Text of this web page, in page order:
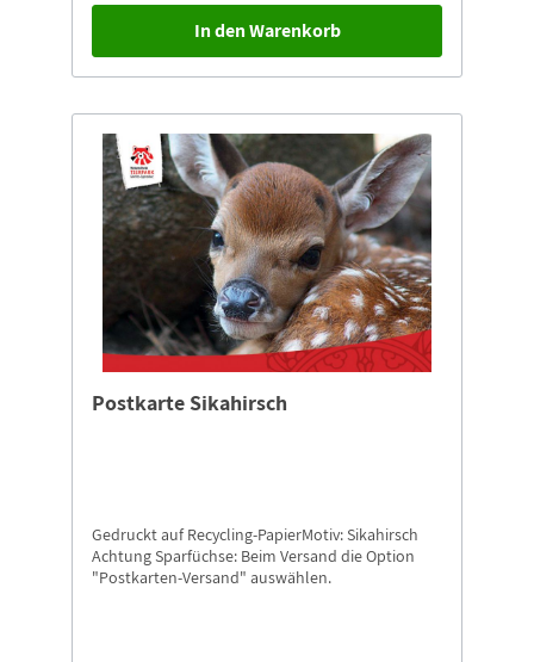
In den Warenkorb
Postkarte Sikahirsch
Gedruckt auf Recycling-PapierMotiv: Sikahirsch
Achtung Sparfüchse: Beim Versand die Option
"Postkarten-Versand" auswählen.